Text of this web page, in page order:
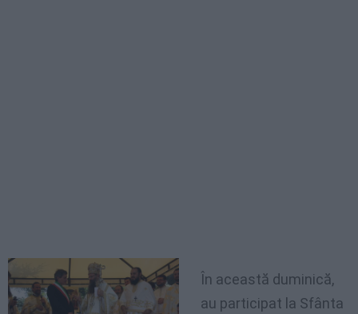
În această duminică,
au participat la Sfânta